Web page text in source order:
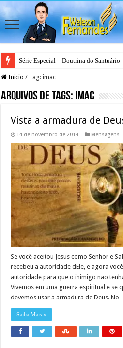
Série Especial – Doutrina do Santuário
Inicio / Tag:imac
Arquivos de Tags: imac
Vista a armadura de
14 de novembro de 2014 Mensagens
Se você aceitou Jesus como Senhor e
recebeu a autoridade dEle, e agora
autoridade para que o inimigo não
Vivemos em uma guerra espiritual e se
devemos usar a armadura de Deus. No
Saiba Mais »